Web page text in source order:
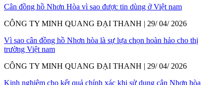
Cân đồng hồ Nhơn Hòa vì sao được tin dùng ở Việt nam
CÔNG TY MINH QUANG ĐẠI THANH | 29/ 04/ 2026
Vì sao cân đồng hồ Nhơn hòa là sự lựa chọn hoàn hảo cho thị
trường Việt nam
CÔNG TY MINH QUANG ĐẠI THANH | 29/ 04/ 2026
Kinh nghiệm cho kết quả chính xác khi sử dụng cân Nhơn hòa